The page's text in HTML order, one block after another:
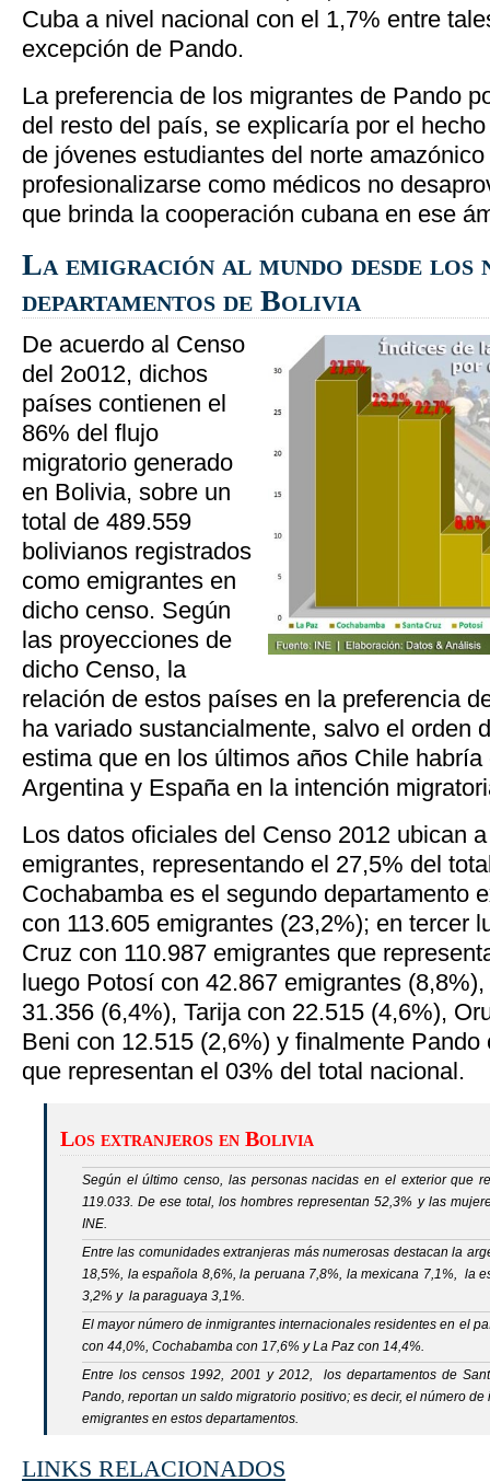
Cuba a nivel nacional con el 1,7% entre
excepción de Pando.
La preferencia de los migrantes de Pando
del resto del país, se explicaría por el
de jóvenes estudiantes del norte
profesionalizarse como médicos no
que brinda la cooperación cubana en ese
La emigración al mundo desde los
departamentos de Bolivia
De acuerdo al Censo
del 2o012, dichos
países contienen el
86% del flujo
migratorio generado
en Bolivia, sobre un
total de 489.559
bolivianos registrados
como emigrantes en
dicho censo. Según
las proyecciones de
dicho Censo, la
relación de estos países en la preferencia
ha variado sustancialmente, salvo el orden
estima que en los últimos años Chile
Argentina y España en la intención
Los datos oficiales del Censo 2012 ubican
emigrantes, representando el 27,5% del
Cochabamba es el segundo departamento
con 113.605 emigrantes (23,2%); en tercer
Cruz con 110.987 emigrantes que
luego Potosí con 42.867 emigrantes
31.356 (6,4%), Tarija con 22.515 (4,6%),
Beni con 12.515 (2,6%) y finalmente Pando
que representan el 03% del total nacional.
Los extranjeros en Bolivia
Según el último censo, las personas nacidas en el exterior que
119.033. De ese total, los hombres representan 52,3% y las
INE.
Entre las comunidades extranjeras más numerosas destacan la
18,5%, la española 8,6%, la peruana 7,8%, la mexicana 7,1%, la
3,2% y la paraguaya 3,1%.
El mayor número de inmigrantes internacionales residentes en el
con 44,0%, Cochabamba con 17,6% y La Paz con 14,4%.
Entre los censos 1992, 2001 y 2012, los departamentos de
Pando, reportan un saldo migratorio positivo; es decir, el número
emigrantes en estos departamentos.
LINKS RELACIONADOS